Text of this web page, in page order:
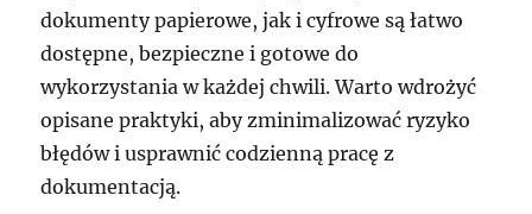
dokumenty papierowe, jak i cyfrowe są łatwo
dostępne, bezpieczne i gotowe do
wykorzystania w każdej chwili. Warto wdrożyć
opisane praktyki, aby zminimalizować ryzyko
błędów i usprawnić codzienną pracę z
dokumentacją.